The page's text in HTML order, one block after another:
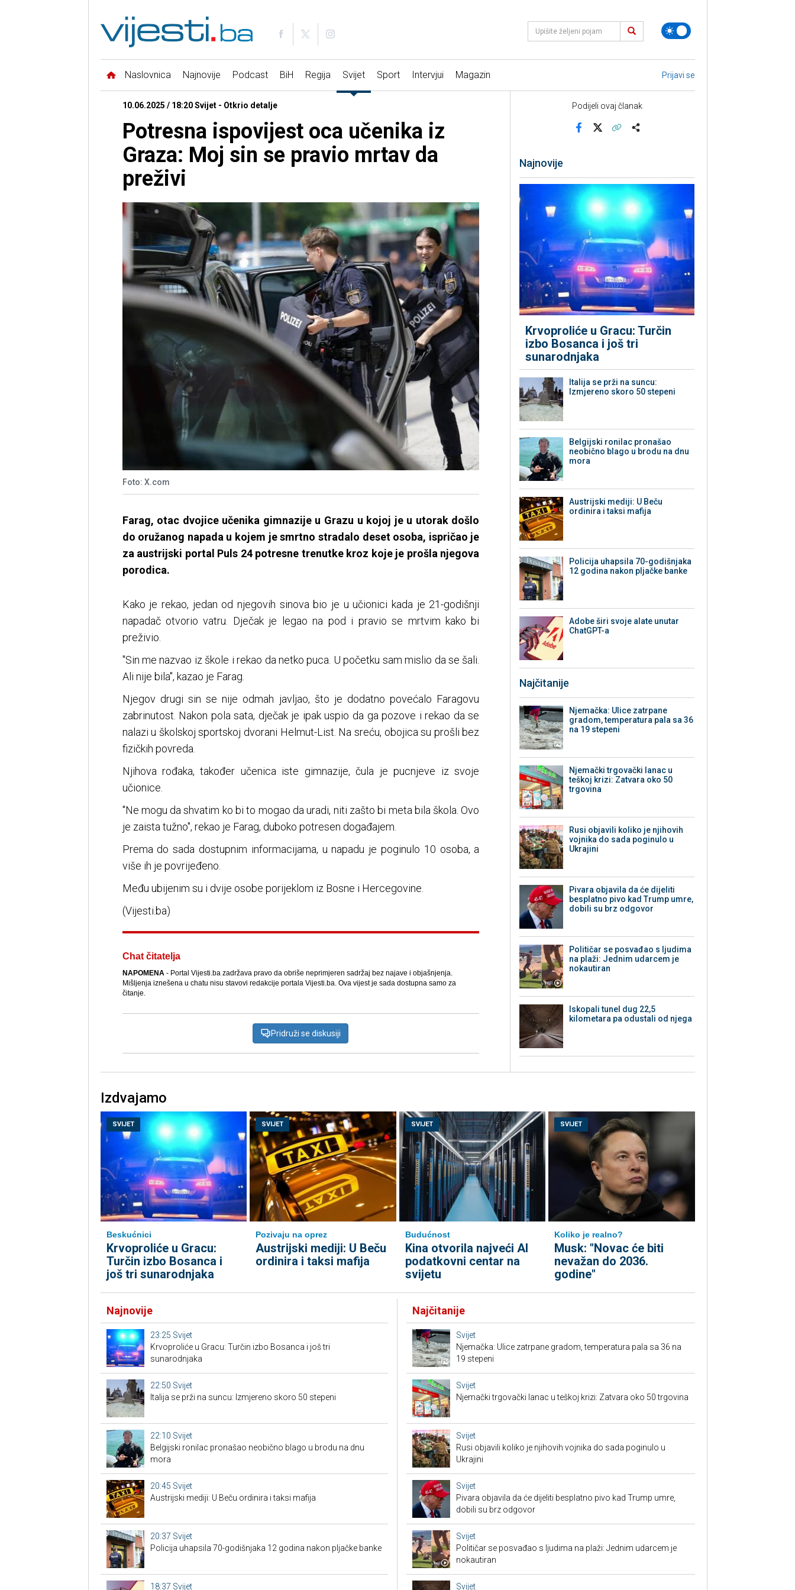
Naslovnica Najnovije Podcast BiH Regija Svijet Sport Intervjui Magazin Prijavi se
10.06.2025 / 18:20 Svijet - Otkrio detalje
Potresna ispovijest oca učenika iz
Graza: Moj sin se pravio mrtav da
preživi
Foto: X.com
Farag, otac dvojice učenika gimnazije u Grazu u kojoj je u utorak došlo
do oružanog napada u kojem je smrtno stradalo deset osoba, ispričao je
za austrijski portal Puls 24 potresne trenutke kroz koje je prošla njegova
porodica.
Kako je rekao, jedan od njegovih sinova bio je u učionici kada je 21-godišnji
napadač otvorio vatru. Dječak je legao na pod i pravio se mrtvim kako bi
preživio.
"Sin me nazvao iz škole i rekao da netko puca. U početku sam mislio da se šali.
Ali nije bila", kazao je Farag.
Njegov drugi sin se nije odmah javljao, što je dodatno povećalo Faragovu
zabrinutost. Nakon pola sata, dječak je ipak uspio da ga pozove i rekao da se
nalazi u školskoj sportskoj dvorani Helmut-List. Na sreću, obojica su prošli bez
fizičkih povreda.
Njihova rođaka, također učenica iste gimnazije, čula je pucnjeve iz svoje
učionice.
"Ne mogu da shvatim ko bi to mogao da uradi, niti zašto bi meta bila škola. Ovo
je zaista tužno", rekao je Farag, duboko potresen događajem.
Prema do sada dostupnim informacijama, u napadu je poginulo 10 osoba, a
više ih je povrijeđeno.
Među ubijenim su i dvije osobe porijeklom iz Bosne i Hercegovine.
(Vijesti.ba)
Chat čitatelja
NAPOMENA- Portal Vijesti.ba zadržava pravo da obriše neprimjeren sadržaj bez najave i objašnjenja.
Mišljenja iznešena u chatu nisu stavovi redakcije portala Vijesti.ba. Ova vijest je sada dostupna samo za
čitanje.
Pridruži se diskusiji
Podijeli ovaj članak
Najnovije
Krvoproliće u Gracu: Turčin
izbo Bosanca i još tri
sunarodnjaka
Italija se prži na suncu:
Izmjereno skoro 50 stepeni
Belgijski ronilac pronašao
neobično blago u brodu na dnu
mora
Austrijski mediji: U Beču
ordinira i taksi mafija
Policija uhapsila 70-godišnjaka
12 godina nakon pljačke banke
Adobe širi svoje alate unutar
ChatGPT-a
Najčitanije
Njemačka: Ulice zatrpane
gradom, temperatura pala sa 36
na 19 stepeni
Njemački trgovački lanac u
teškoj krizi: Zatvara oko 50
trgovina
Rusi objavili koliko je njihovih
vojnika do sada poginulo u
Ukrajini
Pivara objavila da će dijeliti
besplatno pivo kad Trump umre,
dobili su brz odgovor
Političar se posvađao s ljudima
na plaži: Jednim udarcem je
nokautiran
Iskopali tunel dug 22,5
kilometara pa odustali od njega
Izdvajamo
SVIJET
Beskućnici
Krvoproliće u Gracu:
Turčin izbo Bosanca i
još tri sunarodnjaka
SVIJET
Pozivaju na oprez
Austrijski mediji: U Beču
ordinira i taksi mafija
SVIJET
Budućnost
Kina otvorila najveći AI
podatkovni centar na
svijetu
SVIJET
Koliko je realno?
Musk: "Novac će biti
nevažan do 2036.
godine"
Najnovije
23:25 Svijet
Krvoproliće u Gracu: Turčin izbo Bosanca i još tri
sunarodnjaka
22:50 Svijet
Italija se prži na suncu: Izmjereno skoro 50 stepeni
22:10 Svijet
Belgijski ronilac pronašao neobično blago u brodu na dnu
mora
20:45 Svijet
Austrijski mediji: U Beču ordinira i taksi mafija
20:37 Svijet
Policija uhapsila 70-godišnjaka 12 godina nakon pljačke banke
18:37 Svijet
Najčitanije
Svijet
Njemačka: Ulice zatrpane gradom, temperatura pala sa 36 na
19 stepeni
Svijet
Njemački trgovački lanac u teškoj krizi: Zatvara oko 50 trgovina
Svijet
Rusi objavili koliko je njihovih vojnika do sada poginulo u
Ukrajini
Svijet
Pivara objavila da će dijeliti besplatno pivo kad Trump umre,
dobili su brz odgovor
Svijet
Političar se posvađao s ljudima na plaži: Jednim udarcem je
nokautiran
Svijet